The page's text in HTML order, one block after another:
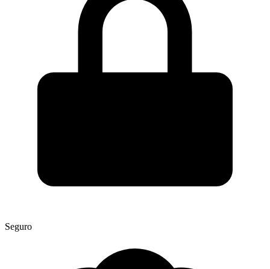
Seguro